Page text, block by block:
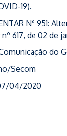
19).
Nº 951:
617, de 02 de
do
Secom
04/2020